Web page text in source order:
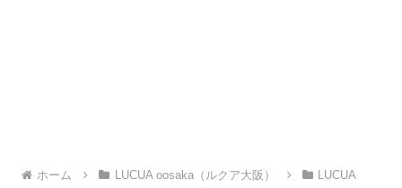
ホーム LUCUA oosaka（ルクア大阪）
LUCUA